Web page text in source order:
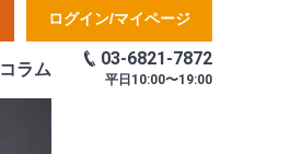
ログイン/マイページ
03-6821-7872
平日 10:00〜19:00
コラム